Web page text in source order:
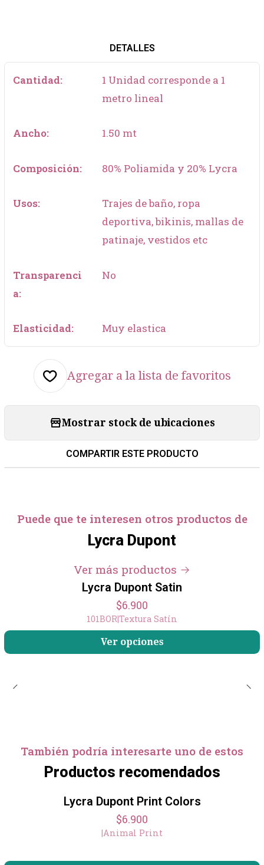
DETALLES
Cantidad:
1 Unidad corresponde a 1
metro lineal
Ancho: 1.50 mt
Composición: 80% Poliamida y 20% Lycra
Usos:
Trajes de baño, ropa
deportiva, bikinis, mallas de
patinaje, vestidos etc
Transparenci
a:
No
Elasticidad: Muy elastica
Agregar a la lista de favoritos
Mostrar stock de ubicaciones
COMPARTIR ESTE PRODUCTO
Puede que te interesen otros productos de
Lycra Dupont
Ver más productos
+4
Lycra Dupont Satin
$6.900
101BOR|Textura Satín
Ver opciones
También podría interesarte uno de estos
Productos recomendados
Lycra Dupont Print Colors
$6.900
|Animal Print